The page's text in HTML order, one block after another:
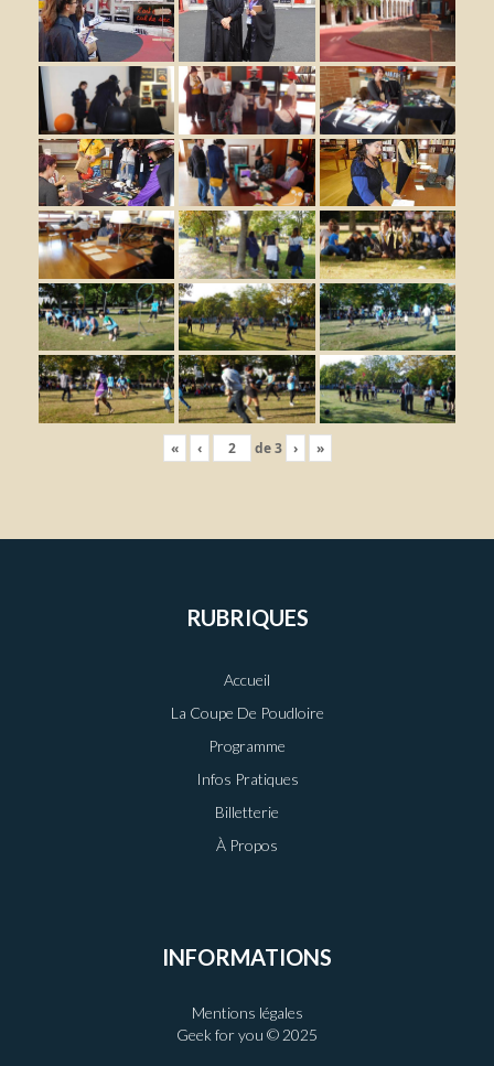
« ‹ de3 › »
RUBRIQUES
Accueil
La Coupe De Poudloire
Programme
Infos Pratiques
Billetterie
À Propos
INFORMATIONS
Mentions légales
Geek for you © 2025